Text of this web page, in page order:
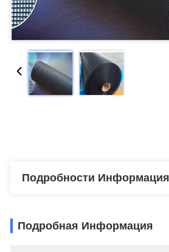
Подробности Информация
Подробная Информация